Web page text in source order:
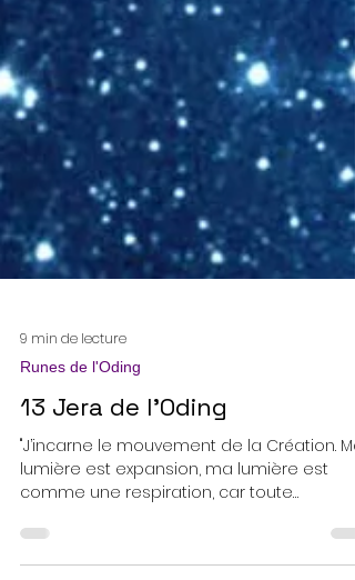
9 min de lecture
Runes de l'Oding
13 Jera de l'Oding
"J’incarne le mouvement de la Création. Ma
comme une respiration, car toute